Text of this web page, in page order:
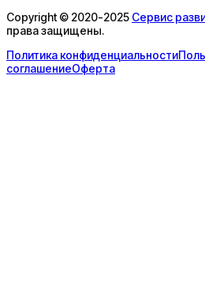
Copyright © 2020-2025 Сервис
права защищены.
Политика конфиденциальности
соглашениеОферта